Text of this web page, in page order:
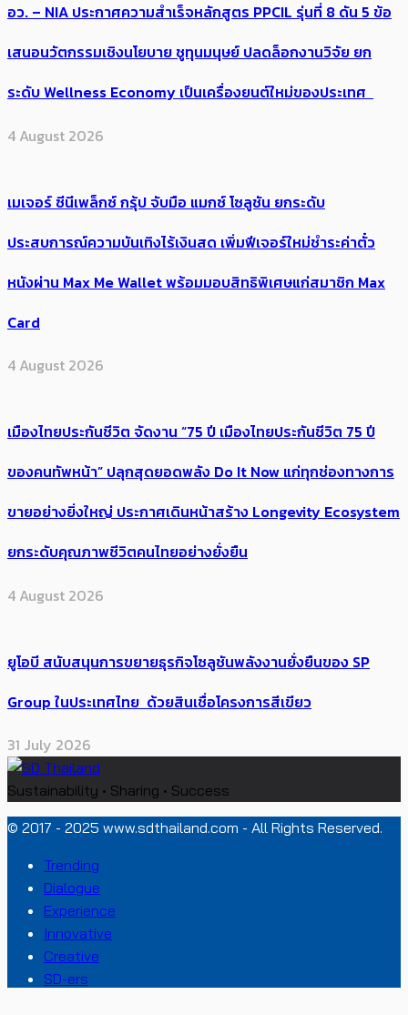
อว. – NIA ประกาศความสำเร็จหลักสูตร PPCIL รุ่นที่ 8 ดัน 5 ข้อ
เสนอนวัตกรรมเชิงนโยบาย ชูทุนมนุษย์ ปลดล็อกงานวิจัย ยก
ระดับ Wellness Economy เป็นเครื่องยนต์ใหม่ของประเทศ
4 August 2026
เมเจอร์ ซีนีเพล็กซ์ กรุ้ป จับมือ แมกซ์ โซลูชัน ยกระดับ
ประสบการณ์ความบันเทิงไร้เงินสด เพิ่มฟีเจอร์ใหม่ชำระค่าตั๋ว
หนังผ่าน Max Me Wallet พร้อมมอบสิทธิพิเศษแก่สมาชิก Max
Card
4 August 2026
เมืองไทยประกันชีวิต จัดงาน “75 ปี เมืองไทยประกันชีวิต 75 ปี
ของคนทัพหน้า” ปลุกสุดยอดพลัง Do It Now แก่ทุกช่องทางการ
ขายอย่างยิ่งใหญ่ ประกาศเดินหน้าสร้าง Longevity Ecosystem
ยกระดับคุณภาพชีวิตคนไทยอย่างยั่งยืน
4 August 2026
ยูโอบี สนับสนุนการขยายธุรกิจโซลูชันพลังงานยั่งยืนของ SP
Group ในประเทศไทย ด้วยสินเชื่อโครงการสีเขียว
31 July 2026
Sustainability • Sharing • Success
© 2017 - 2025 www.sdthailand.com - All Rights Reserved.
Trending
Dialogue
Experience
Innovative
Creative
SD-ers